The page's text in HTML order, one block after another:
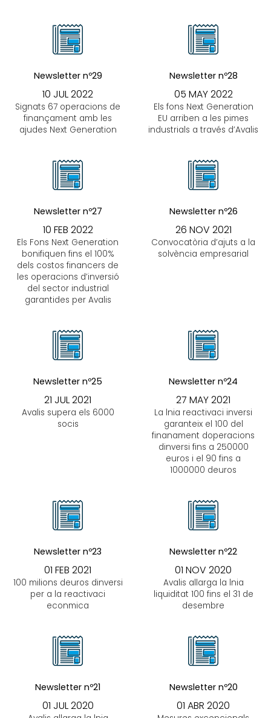
Newsletter nº29
10 JUL 2022
Signats 67 operacions de
finançament amb les
ajudes Next Generation
Newsletter nº28
05 MAY 2022
Els fons Next Generation
EU arriben a les pimes
industrials a través d’Avalis
Newsletter nº27
10 FEB 2022
Els Fons Next Generation
bonifiquen fins el 100%
dels costos financers de
les operacions d’inversió
del sector industrial
garantides per Avalis
Newsletter nº26
26 NOV 2021
Convocatòria d’ajuts a la
solvència empresarial
Newsletter nº25
21 JUL 2021
Avalis supera els 6000
socis
Newsletter nº24
27 MAY 2021
La lnia reactivaci inversi
garanteix el 100 del
finanament doperacions
dinversi fins a 250000
euros i el 90 fins a
1000000 deuros
Newsletter nº23
01 FEB 2021
100 milions deuros dinversi
per a la reactivaci
econmica
Newsletter nº22
01 NOV 2020
Avalis allarga la lnia
liquiditat 100 fins el 31 de
desembre
Newsletter nº21
01 JUL 2020
Newsletter nº20
01 ABR 2020